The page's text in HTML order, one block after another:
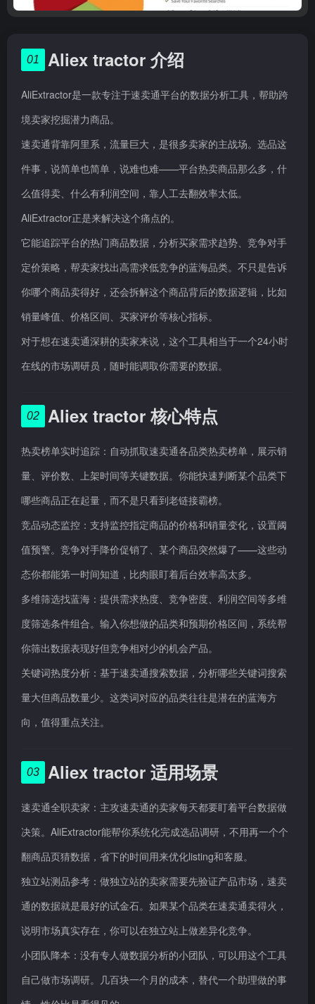
01 Aliex tractor 介绍
AliExtractor是一款专注于速卖通平台的数据分析工具，帮助跨
境卖家挖掘潜力商品。
速卖通背靠阿里系，流量巨大，是很多卖家的主战场。选品这
件事，说简单也简单，说难也难——平台热卖商品那么多，什
么值得卖、什么有利润空间，靠人工去翻效率太低。
AliExtractor正是来解决这个痛点的。
它能追踪平台的热门商品数据，分析买家需求趋势、竞争对手
定价策略，帮卖家找出高需求低竞争的蓝海品类。不只是告诉
你哪个商品卖得好，还会拆解这个商品背后的数据逻辑，比如
销量峰值、价格区间、买家评价等核心指标。
对于想在速卖通深耕的卖家来说，这个工具相当于一个24小时
在线的市场调研员，随时能调取你需要的数据。
02 Aliex tractor 核心特点
热卖榜单实时追踪：自动抓取速卖通各品类热卖榜单，展示销
量、评价数、上架时间等关键数据。你能快速判断某个品类下
哪些商品正在起量，而不是只看到老链接霸榜。
竞品动态监控：支持监控指定商品的价格和销量变化，设置阈
值预警。竞争对手降价促销了、某个商品突然爆了——这些动
态你都能第一时间知道，比肉眼盯着后台效率高太多。
多维筛选找蓝海：提供需求热度、竞争密度、利润空间等多维
度筛选条件组合。输入你想做的品类和预期价格区间，系统帮
你筛出数据表现好但竞争相对少的机会产品。
关键词热度分析：基于速卖通搜索数据，分析哪些关键词搜索
量大但商品数量少。这类词对应的品类往往是潜在的蓝海方
向，值得重点关注。
03 Aliex tractor 适用场景
速卖通全职卖家：主攻速卖通的卖家每天都要盯着平台数据做
决策。AliExtractor能帮你系统化完成选品调研，不用再一个个
翻商品页猜数据，省下的时间用来优化listing和客服。
独立站测品参考：做独立站的卖家需要先验证产品市场，速卖
通的数据就是最好的试金石。如果某个品类在速卖通卖得火，
说明市场真实存在，你可以在独立站上做差异化竞争。
小团队降本：没有专人做数据分析的小团队，可以用这个工具
自己做市场调研。几百块一个月的成本，替代一个助理做的事